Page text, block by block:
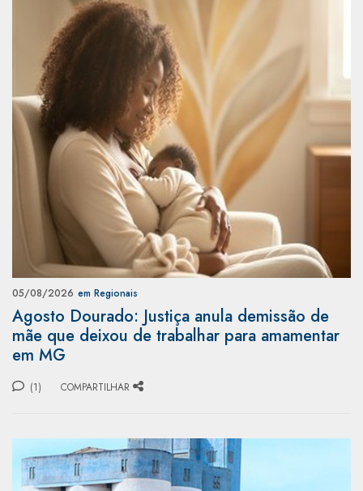
05/08/2026 em Regionais
Agosto Dourado: Justiça anula demissão de
mãe que deixou de trabalhar para amamentar
em MG
(1) COMPARTILHAR